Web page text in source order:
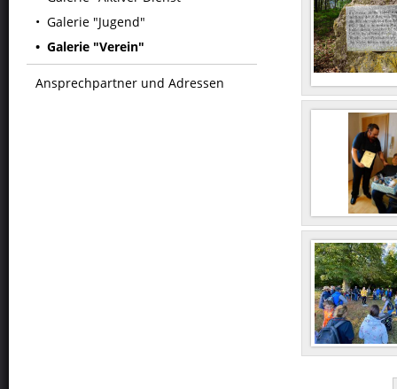
Galerie "Jugend"
Galerie "Verein"
Ansprechpartner und Adressen